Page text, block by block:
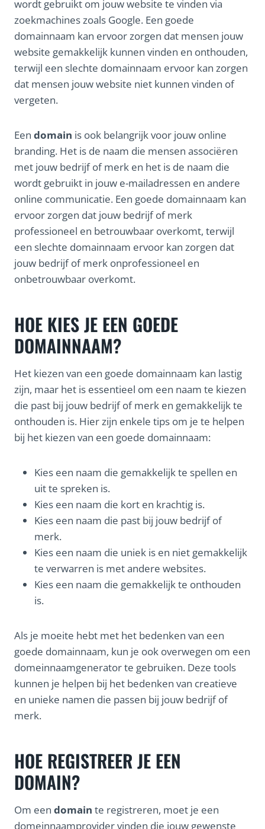
wordt gebruikt om jouw website te vinden via
zoekmachines zoals Google. Een goede
domainnaam kan ervoor zorgen dat mensen jouw
website gemakkelijk kunnen vinden en onthouden,
terwijl een slechte domainnaam ervoor kan zorgen
dat mensen jouw website niet kunnen vinden of
vergeten.
Een domain is ook belangrijk voor jouw online
branding. Het is de naam die mensen associëren
met jouw bedrijf of merk en het is de naam die
wordt gebruikt in jouw e-mailadressen en andere
online communicatie. Een goede domainnaam kan
ervoor zorgen dat jouw bedrijf of merk
professioneel en betrouwbaar overkomt, terwijl
een slechte domainnaam ervoor kan zorgen dat
jouw bedrijf of merk onprofessioneel en
onbetrouwbaar overkomt.
HOE KIES JE EEN GOEDE
DOMAINNAAM?
Het kiezen van een goede domainnaam kan lastig
zijn, maar het is essentieel om een naam te kiezen
die past bij jouw bedrijf of merk en gemakkelijk te
onthouden is. Hier zijn enkele tips om je te helpen
bij het kiezen van een goede domainnaam:
Kies een naam die gemakkelijk te spellen en
uit te spreken is.
Kies een naam die kort en krachtig is.
Kies een naam die past bij jouw bedrijf of
merk.
Kies een naam die uniek is en niet gemakkelijk
te verwarren is met andere websites.
Kies een naam die gemakkelijk te onthouden
is.
Als je moeite hebt met het bedenken van een
goede domainnaam, kun je ook overwegen om een
domeinnaamgenerator te gebruiken. Deze tools
kunnen je helpen bij het bedenken van creatieve
en unieke namen die passen bij jouw bedrijf of
merk.
HOE REGISTREER JE EEN
DOMAIN?
Om een domain te registreren, moet je een
domeinnaamprovider vinden die jouw gewenste